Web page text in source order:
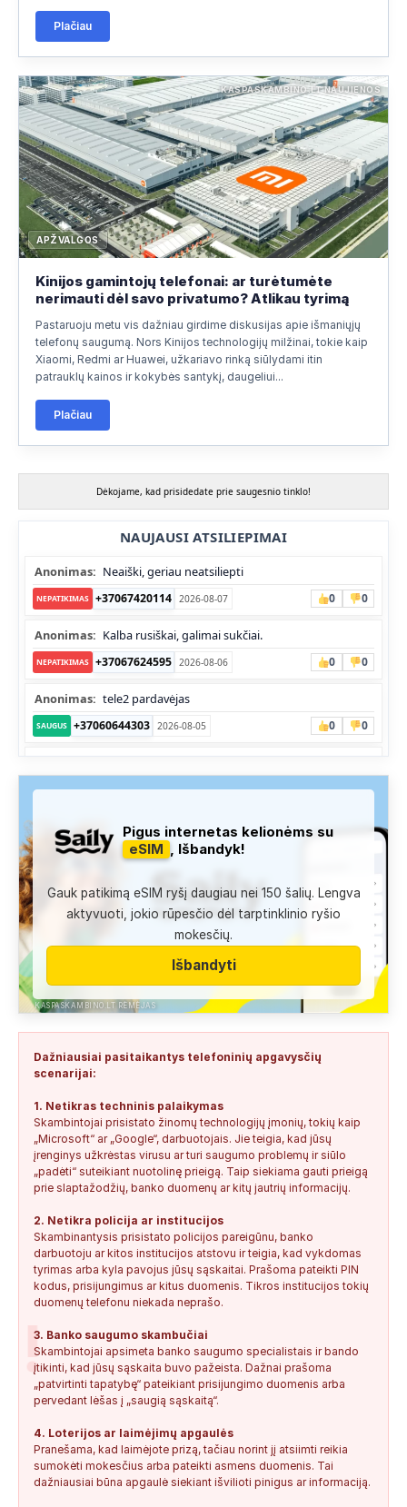
Plačiau
KASPASKAMBINO.LT NAUJIENOS
APŽVALGOS
Kinijos gamintojų telefonai: ar turėtumėte
nerimauti dėl savo privatumo? Atlikau tyrimą
Pastaruoju metu vis dažniau girdime diskusijas apie išmaniųjų
telefonų saugumą. Nors Kinijos technologijų milžinai, tokie kaip
Xiaomi, Redmi ar Huawei, užkariavo rinką siūlydami itin
patrauklų kainos ir kokybės santykį, daugeliui...
Plačiau
Dėkojame, kad prisidedate prie saugesnio tinklo!
NAUJAUSI ATSILIEPIMAI
Anonimas: Neaiški, geriau neatsiliepti
NEPATIKIMAS +37067420114 2026-08-07 0 0
Anonimas: Kalba rusiškai, galimai sukčiai.
NEPATIKIMAS +37067624595 2026-08-06 0 0
Anonimas: tele2 pardavėjas
SAUGUS +37060644303 2026-08-05 0 0
NEPATIKIMAS +37052041945 2026-08-05 0 0
Administracija: Užfiksuota, kad apie šį numerį buvo rašoma
daug teigiamų komentarų...
Anonimas:
Labai gera pagalbininke, konsultavausi ne karta
del teises mokslu
SAUGUS +37060763626 2026-08-04 2
Anonimas: Paskambino kažkokia [vardas paslėptas] ir siūlo
susipažint. Skamba kaip dirbtinio...
Jonas: Vivus.lt
Anonimas: Gauta SMS žinutė: " Moters neturi?
NEPATIKIMAS +37060388940 2026-08-02 0
Keista: Sukčių stacionaraus telefono numeris tiesiog Vilniaus
+37052041945 2026-08-01
KASPASKAMBINO.LT RĖMĖJAS
Pigus internetas kelionėms su
eSIM , Išbandyk!
Gauk patikimą eSIM ryšį daugiau nei 150 šalių. Lengva
aktyvuoti, jokio rūpesčio dėl tarptinklinio ryšio
mokesčių.
Išbandyti
!
Dažniausiai pasitaikantys telefoninių apgavysčių
scenarijai:
1. Netikras techninis palaikymas
Skambintojai prisistato žinomų technologijų įmonių, tokių kaip
„Microsoft“ ar „Google“, darbuotojais. Jie teigia, kad jūsų
įrenginys užkrėstas virusu ar turi saugumo problemų ir siūlo
„padėti“ suteikiant nuotolinę prieigą. Taip siekiama gauti prieigą
prie slaptažodžių, banko duomenų ar kitų jautrių informacijų.
2. Netikra policija ar institucijos
Skambinantysis prisistato policijos pareigūnu, banko
darbuotoju ar kitos institucijos atstovu ir teigia, kad vykdomas
tyrimas arba kyla pavojus jūsų sąskaitai. Prašoma pateikti PIN
kodus, prisijungimus ar kitus duomenis. Tikros institucijos tokių
duomenų telefonu niekada neprašo.
3. Banko saugumo skambučiai
Skambintojai apsimeta banko saugumo specialistais ir bando
įtikinti, kad jūsų sąskaita buvo pažeista. Dažnai prašoma
„patvirtinti tapatybę“ pateikiant prisijungimo duomenis arba
pervedant lėšas į „saugią sąskaitą“.
4. Loterijos ar laimėjimų apgaulės
Pranešama, kad laimėjote prizą, tačiau norint jį atsiimti reikia
sumokėti mokesčius arba pateikti asmens duomenis. Tai
dažniausiai būna apgaulė siekiant išvilioti pinigus ar informaciją.